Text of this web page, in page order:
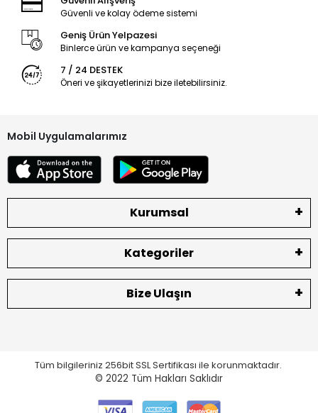
Ekran Versioyonu
Güvenli ve kolay ödeme sistemi
Geniş Ürün Yelpazesi
Binlerce ürün ve kampanya seçeneği
7 / 24 DESTEK
Öneri ve şikayetlerinizi bize iletebilirsiniz.
Mobil Uygulamalarımız
Kurumsal
Kategoriler
Bize Ulaşın
Tüm bilgileriniz 256bit SSL Sertifikası ile korunmaktadır.
© 2022 Tüm Hakları Saklıdır